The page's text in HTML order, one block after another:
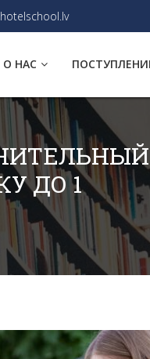
О НАС
ДО 1